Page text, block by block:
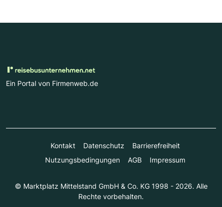
Ein Portal von Firmenweb.de
Kontakt Datenschutz
Barrierefreiheit
Nutzungsbedingungen
AGB Impressum
© Marktplatz Mittelstand GmbH & Co. KG 1998 - 2026. Alle
Rechte vorbehalten.